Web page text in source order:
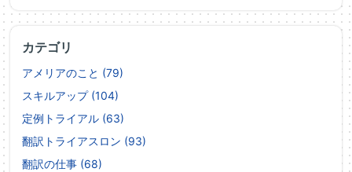
カテゴリ
アメリアのこと (79)
スキルアップ (104)
定例トライアル (63)
翻訳トライアスロン (93)
翻訳の仕事 (68)